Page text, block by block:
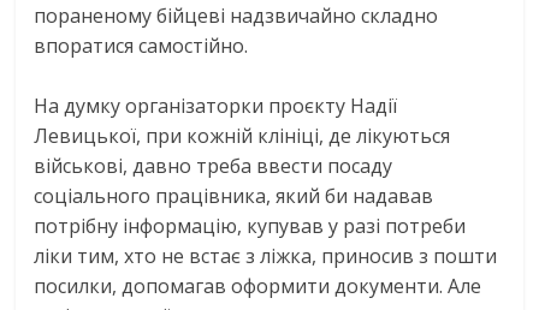
пораненому бійцеві надзвичайно складно
впоратися самостійно.
На думку організаторки проєкту Надії
Левицької, при кожній клініці, де лікуються
військові, давно треба ввести посаду
соціального працівника, який би надавав
потрібну інформацію, купував у разі потреби
ліки тим, хто не встає з ліжка, приносив з пошти
посилки, допомагав оформити документи. Але